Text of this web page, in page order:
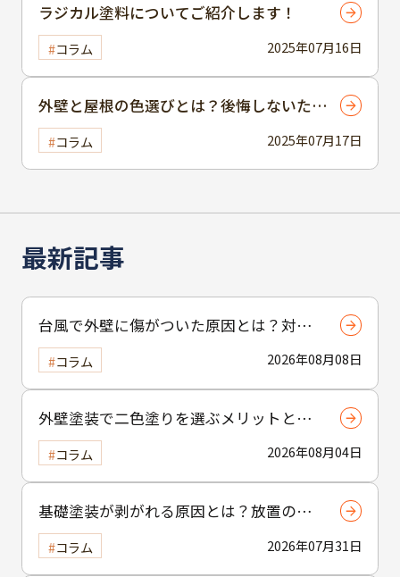
最新記事
台風で外壁に傷がついた原因とは？対応
策を知るためのポイントを解説
2026年08月08日
コラム
外壁塗装で二色塗りを選ぶメリットと
は？おしゃれな外観を実現する塗り分け
テクニック
2026年08月04日
コラム
基礎塗装が剥がれる原因とは？放置のリ
スクについても解説
2026年07月31日
コラム
2025年07月16日
ラジカル塗料についてご紹介します！
コラム
2025年07月17日
外壁と屋根の色選びとは？後悔しないため
の賢い選択
コラム